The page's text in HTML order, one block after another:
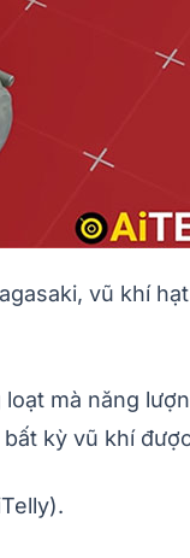
vũ khí
mà năng
kỳ vũ khí